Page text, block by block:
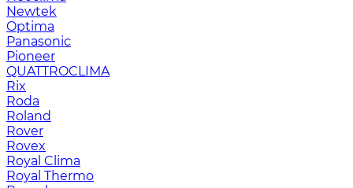
Newtek
Optima
Panasonic
Pioneer
QUATTROCLIMA
Rix
Roda
Roland
Rover
Rovex
Royal Clima
Royal Thermo